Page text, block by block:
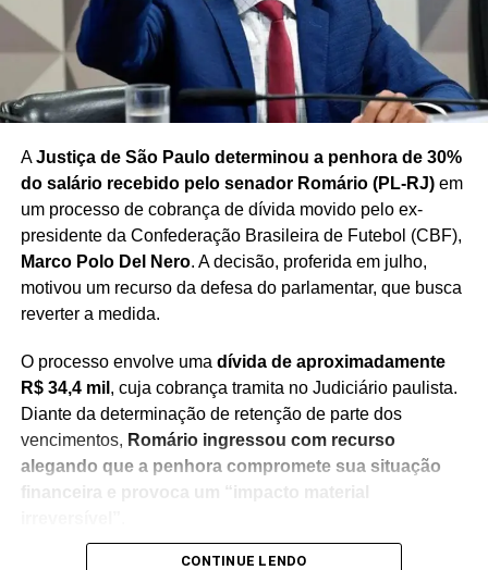
contra feminicídio
NÃO PERCA
Feira de São Joaquim ganha novo Galpão de
Carnes
AJustiça de São Paulo determinou a penhora de 30%
do salário recebido pelo senador Romário (PL-RJ)em
um processo de cobrança de dívida movido pelo ex-
presidente da Confederação Brasileira de Futebol (CBF),
Marco Polo Del Nero. A decisão, proferida em julho,
motivou um recurso da defesa do parlamentar, que busca
reverter a medida.
O processo envolve uma dívida de aproximadamente
R$ 34,4 mil , cuja cobrança tramita no Judiciário paulista.
Diante da determinação de retenção de parte dos
vencimentos, Romário ingressou com recurso
alegando que a penhora compromete sua situação
financeira e provoca um “impacto material
Na manifestação apresentada à Justiça, a defesa do
CONTINUE LENDO